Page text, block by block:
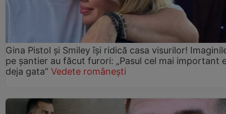
Gina Pistol și Smiley își ridică casa visurilor!
pe șantier au făcut furori: „Pasul cel mai important
deja gata” Vedete românești